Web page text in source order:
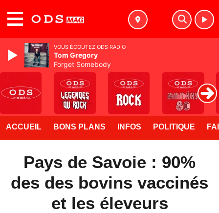
ACCUEIL BONS PLANS INFOS POLITIQUE
Pays de Savoie : 90%
des des bovins vaccinés
et les éleveurs
VOUS ÉCOUTEZ ODS RADIO
Tom Gregory
Forget Somebody